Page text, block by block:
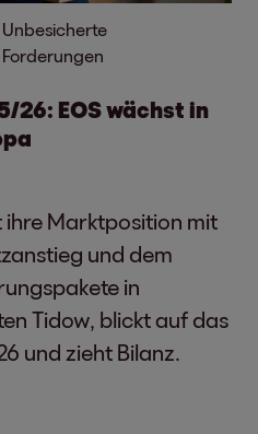
Unbesicherte
Forderungen
26: EOS wächst in
ihre Marktposition mit
und dem
in
Tidow, blickt auf das
und zieht Bilanz.